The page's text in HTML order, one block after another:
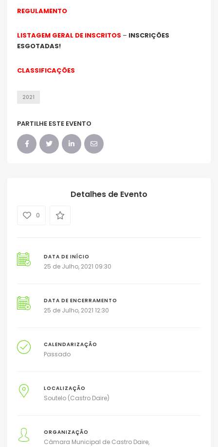
REGULAMENTO
LISTAGEM GERAL DE INSCRITOS – INSCRIÇÕES
ESGOTADAS!
CLASSIFICAÇÕES
2021
PARTILHE ESTE EVENTO
Detalhes de Evento
0
DATA DE INÍCIO
25 de Julho, 2021 09:30
DATA DE ENCERRAMENTO
25 de Julho, 2021 12:30
CALENDARIZAÇÃO
Passado
LOCALIZAÇÃO
Soutelo (Castro Daire)
ORGANIZAÇÃO
Câmara Municipal de Castro Daire